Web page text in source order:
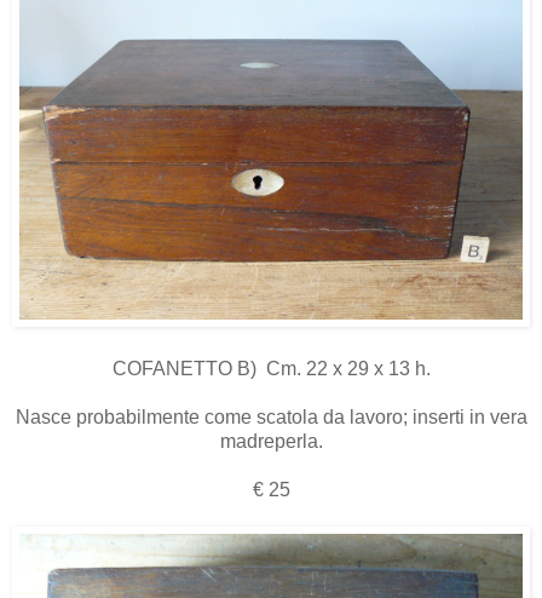
COFANETTO B) Cm. 22 x 29 x 13 h.
Nasce probabilmente come scatola da lavoro; inserti in vera
madreperla.
€ 25